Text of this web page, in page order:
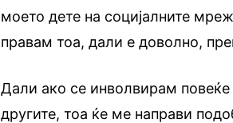
моето дете на социјалните
правам тоа, дали е доволно,
Дали ако се инволвирам повеќе
другите, тоа ќе ме направи